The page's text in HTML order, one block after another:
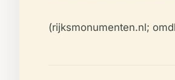
(rijksmonumenten.nl;